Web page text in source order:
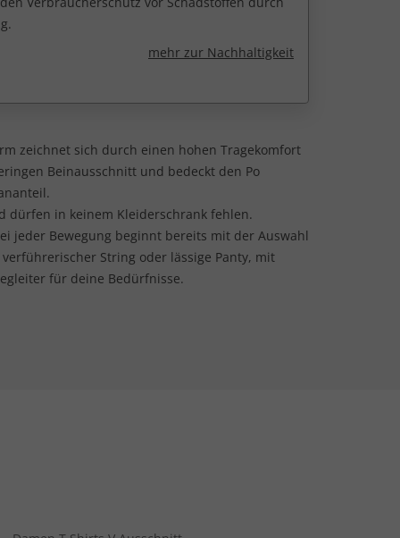
mehr zur Nachhaltigkeit
zeichnet sich durch einen hohen Tragekomfort
Beinausschnitt und bedeckt den Po
dürfen in keinem Kleiderschrank fehlen.
jeder Bewegung beginnt bereits mit der Auswahl
String oder lässige Panty, mit
für deine Bedürfnisse.